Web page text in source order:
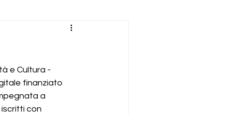
e Cultura -
finanziato
a
con